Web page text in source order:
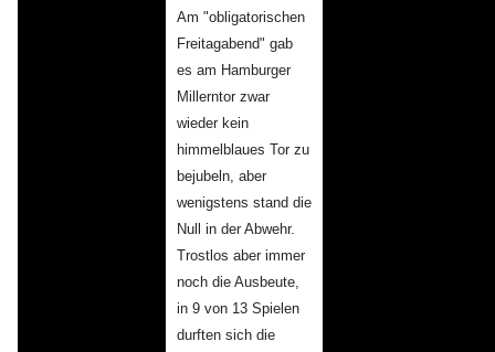
Am "obligatorischen
Freitagabend" gab
es am Hamburger
Millerntor zwar
wieder kein
himmelblaues Tor zu
bejubeln, aber
wenigstens stand die
Null in der Abwehr.
Trostlos aber immer
noch die Ausbeute,
in 9 von 13 Spielen
durften sich die